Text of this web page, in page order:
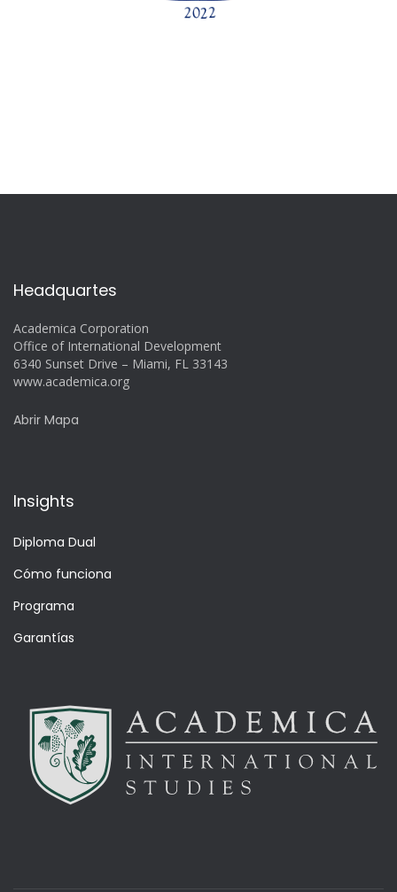
Headquartes
Academica Corporation
Office of International Development
6340 Sunset Drive – Miami, FL 33143
www.academica.org
Abrir Mapa
Insights
Diploma Dual
Cómo funciona
Programa
Garantías